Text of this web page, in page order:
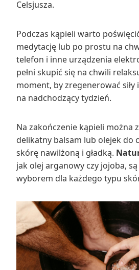
Celsjusza.
Podczas kąpieli warto
medytację lub po prostu na
telefon i inne urządzenia
pełni skupić się na chwili
moment, by zregenerować siły
na nadchodzący tydzień.
Na zakończenie kąpieli można
delikatny balsam lub olejek do
skórę nawilżoną i gładką.
jak olej arganowy czy jojoba,
wyborem dla każdego typu